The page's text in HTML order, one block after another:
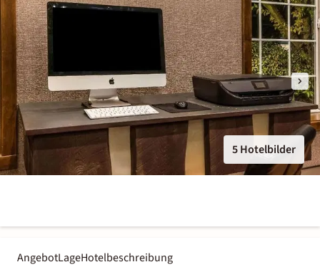
5 Hotelbilder
AngebotLageHotelbeschreibung